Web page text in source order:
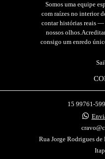
Somos uma equipe
com raízes no interior
contar histórias reais
nossos
consigo um enredo
15 99761-
Rua Jorge Rodrigues